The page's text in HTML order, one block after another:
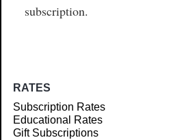
subscription.
RATES
Subscription Rates
Educational Rates
Gift Subscriptions